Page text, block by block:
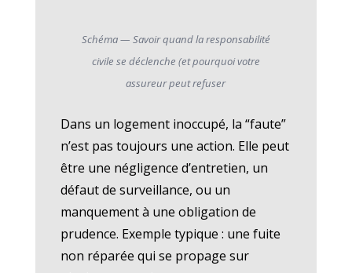
Schéma — Savoir quand la responsabilité
civile se déclenche (et pourquoi votre
assureur peut refuser
Dans un logement inoccupé, la “faute”
n’est pas toujours une action. Elle peut
être une négligence d’entretien, un
défaut de surveillance, ou un
manquement à une obligation de
prudence. Exemple typique : une fuite
non réparée qui se propage sur